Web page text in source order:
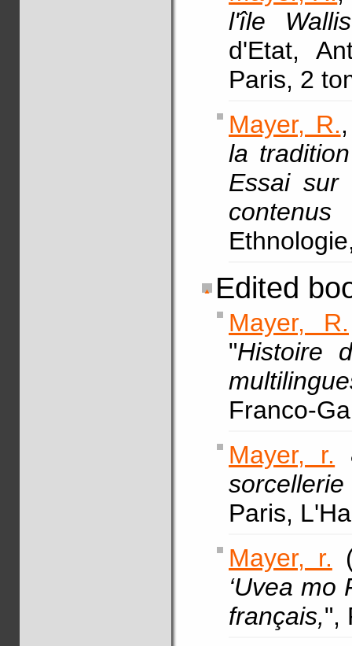
l'île
d'Etat,
Paris, 2
Mayer, R.
la
Essai sur
contenus
Edited
Mayer, R.
"Histoire
Franco-
Mayer, r.
sorcellerie
Paris,
Mayer, r.
‘Uvea
français,",